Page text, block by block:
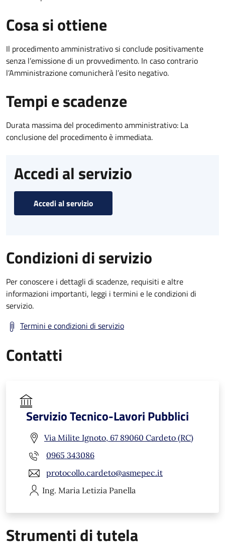
Cosa si ottiene
Il procedimento amministrativo si conclude positivamente
senza l’emissione di un provvedimento. In caso contrario
l’Amministrazione comunicherà l’esito negativo.
Tempi e scadenze
Durata massima del procedimento amministrativo: La
conclusione del procedimento è immediata.
Accedi al servizio
Accedi al servizio
Condizioni di servizio
Per conoscere i dettagli di scadenze, requisiti e altre
informazioni importanti, leggi i termini e le condizioni di
servizio.
Termini e condizioni di servizio
Contatti
Servizio Tecnico-Lavori Pubblici
Via Milite Ignoto, 67 89060 Cardeto (RC)
0965 343086
protocollo.cardeto@asmepec.it
Ing. Maria Letizia Panella
Strumenti di tutela